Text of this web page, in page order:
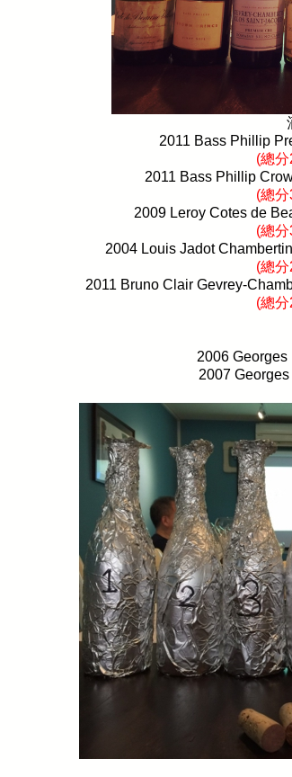
2011 Bass Phillip
(總分
2011 Bass Phillip
(總分
2009 Leroy Cotes de
(總分
2004 Louis Jadot
(總分
2011 Bruno Clair Gevrey-
(總分
2006
2007